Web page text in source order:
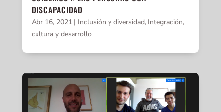
DISCAPACIDAD
Abr 16, 2021| Inclusión y diversidad, Integración,
cultura y desarrollo